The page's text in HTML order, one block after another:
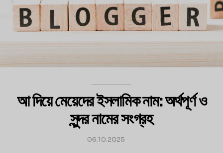
আ দিয়ে মেয়েদের ইসলামিক নাম: অর্থপূর্ণ ও
সুন্দর নামের সংগ্রহ
06.10.2025